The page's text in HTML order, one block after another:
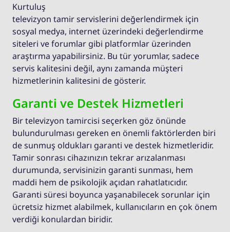
Kurtuluş
televizyon tamir servislerini değerlendirmek için
sosyal medya, internet üzerindeki değerlendirme
siteleri ve forumlar gibi platformlar üzerinden
araştırma yapabilirsiniz. Bu tür yorumlar, sadece
servis kalitesini değil, aynı zamanda müşteri
hizmetlerinin kalitesini de gösterir.
Garanti ve Destek Hizmetleri
Bir televizyon tamircisi seçerken göz önünde
bulundurulması gereken en önemli faktörlerden biri
de sunmuş oldukları garanti ve destek hizmetleridir.
Tamir sonrası cihazınızın tekrar arızalanması
durumunda, servisinizin garanti sunması, hem
maddi hem de psikolojik açıdan rahatlatıcıdır.
Garanti süresi boyunca yaşanabilecek sorunlar için
ücretsiz hizmet alabilmek, kullanıcıların en çok önem
verdiği konulardan biridir.